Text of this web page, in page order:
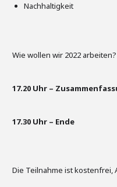
Nachhaltigkeit
Wie wollen wir 2022
17.20 Uhr –
17.30 Uhr – Ende
Die Teilnahme ist kostenfrei,